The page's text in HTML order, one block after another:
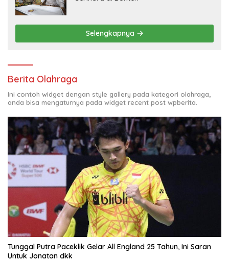
Selengkapnya
Berita Olahraga
Ini contoh widget dengan style gallery pada kategori olahraga,
anda bisa mengaturnya pada widget recent post wpberita.
Tunggal Putra Paceklik Gelar All England 25 Tahun, Ini Saran
Untuk Jonatan dkk